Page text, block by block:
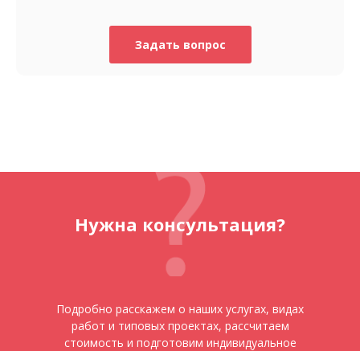
Задать вопрос
Нужна консультация?
Подробно расскажем о наших услугах, видах
работ и типовых проектах, рассчитаем
стоимость и подготовим индивидуальное